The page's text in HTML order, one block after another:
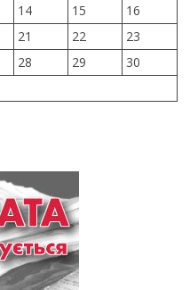
14 15
16
21 22
23
28 29
30